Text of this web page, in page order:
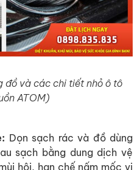
đồ và các chi tiết nhỏ ô tô
ATOM)
Dọn sạch rác và đồ dùng
sạch bằng dung dịch vệ
hôi, hạn chế nấm mốc vi